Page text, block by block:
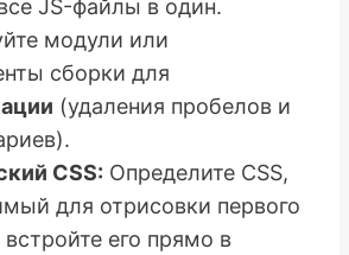
JS-файлы в один.
модули или
сборки для
(удаления пробелов и
CSS: Определите CSS,
для отрисовки первого
встройте его прямо в